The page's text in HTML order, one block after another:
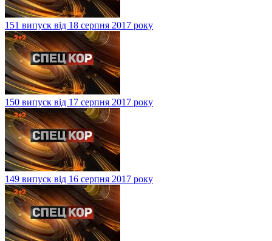
151 випуск від 18 серпня 2017 року
150 випуск від 17 серпня 2017 року
149 випуск від 16 серпня 2017 року